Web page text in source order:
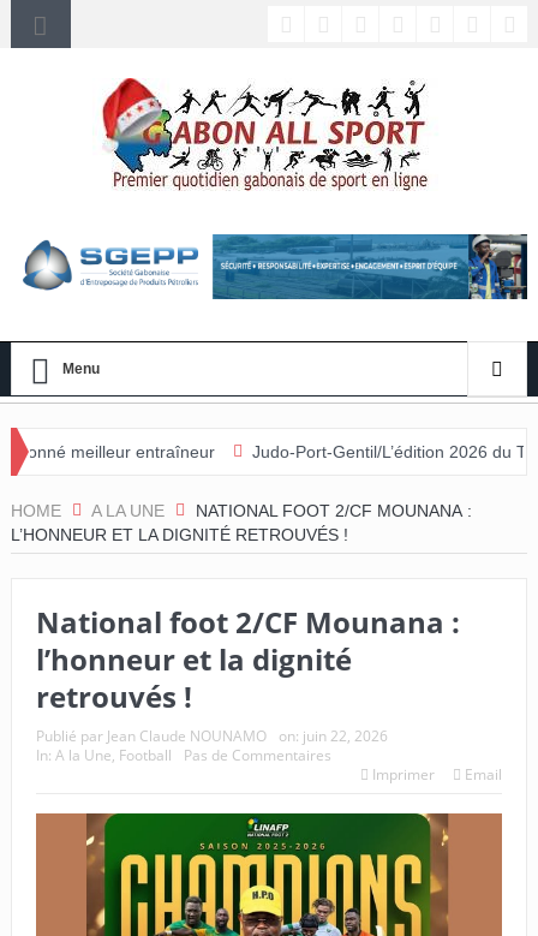
Menu
Judo-Port-Gentil/L’édition 2026 du Tournoi
HOME A LA UNE
NATIONAL FOOT 2/CF MOUNANA :
L’HONNEUR ET LA DIGNITÉ RETROUVÉS !
National foot 2/CF Mounana :
l’honneur et la dignité
retrouvés !
Publié par Jean Claude NOUNAMO on: juin 22, 2026
In: A la Une, Football
Pas de Commentaires
Imprimer
Email